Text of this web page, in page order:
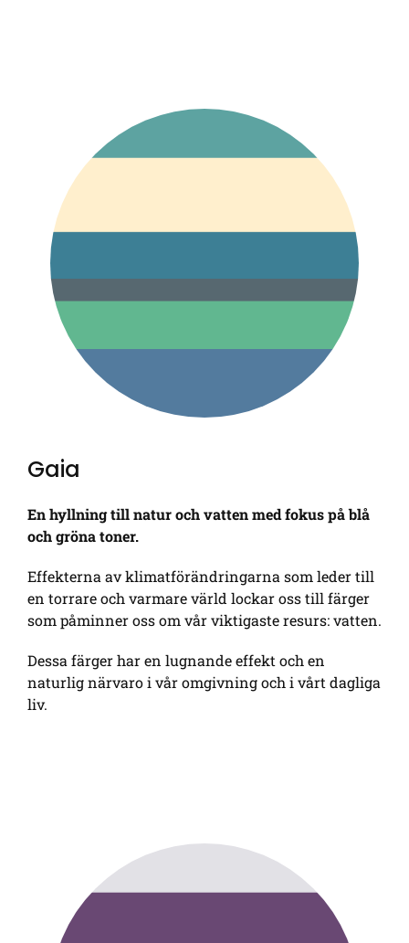
Gaia
En hyllning till natur och vatten med fokus på blå
och gröna toner.
Effekterna av klimatförändringarna som leder till
en torrare och varmare värld lockar oss till färger
som påminner oss om vår viktigaste resurs: vatten.
Dessa färger har en lugnande effekt och en
naturlig närvaro i vår omgivning och i vårt dagliga
liv.